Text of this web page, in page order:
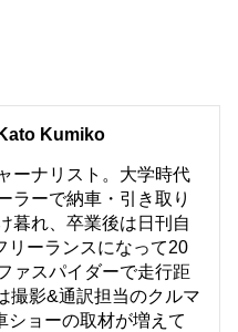
Kumiko
ーナリスト。大学時代
ラーで納車・引き取り
暮れ、卒業後は日刊自
リーランスになって20
ァスパイダーで走行距
撮影&通訳担当のクルマ
ショーの取材が増えて